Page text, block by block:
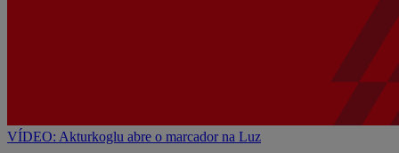
VÍDEO: Akturkoglu abre o marcador na Luz